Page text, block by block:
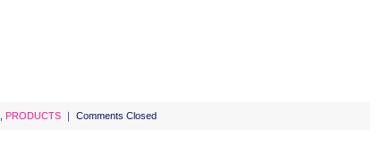
PRODUCTS ｜ Comments Closed